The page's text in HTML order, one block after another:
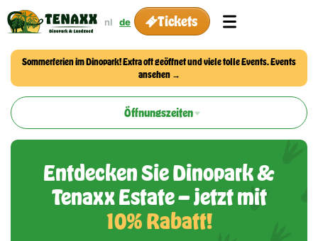
nl de Tickets
Sommerferien im Dinopark! Extra oft geöffnet und viele tolle Events. Events
ansehen →
Öffnungszeiten
Entdecken Sie Dinopark &
Tenaxx Estate — jetzt mit
10% Rabatt!